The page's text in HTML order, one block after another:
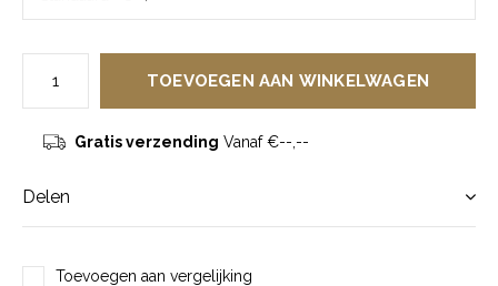
TOEVOEGEN AAN WINKELWAGEN
Gratis verzending Vanaf €--,--
Delen
Toevoegen aan vergelijking